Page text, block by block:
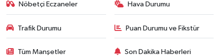
Nöbetçi Eczaneler Hava Durumu
Trafik Durumu Puan Durumu ve Fikstür
Tüm Manşetler Son Dakika Haberleri